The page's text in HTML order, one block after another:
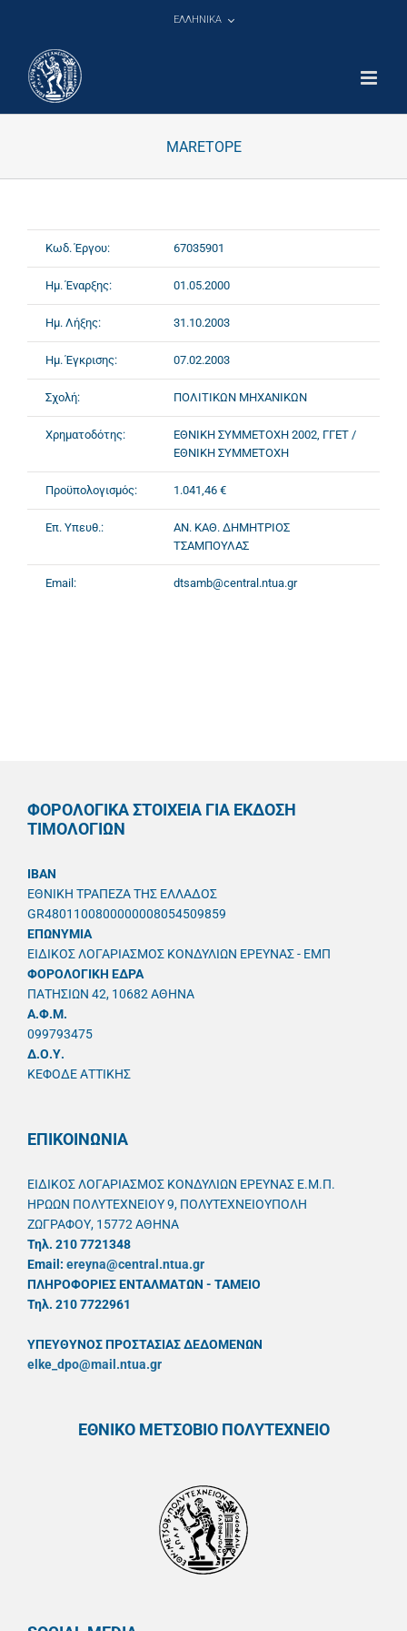
ΕΛΛΗΝΙΚΑ
MARETOPE
Κωδ. Έργου: 67035901
Ημ. Έναρξης: 01.05.2000
Ημ. Λήξης: 31.10.2003
Ημ. Έγκρισης: 07.02.2003
Σχολή: ΠΟΛΙΤΙΚΩΝ ΜΗΧΑΝΙΚΩΝ
Χρηματοδότης:
ΕΘΝΙΚΗ ΣΥΜΜΕΤΟΧΗ 2002, ΓΓΕΤ /
ΕΘΝΙΚΗ ΣΥΜΜΕΤΟΧΗ
Προϋπολογισμός: 1.041,46 €
Επ. Υπευθ.:
ΑΝ. ΚΑΘ. ΔΗΜΗΤΡΙΟΣ
ΤΣΑΜΠΟΥΛΑΣ
Email: dtsamb@central.ntua.gr
ΦΟΡΟΛΟΓΙΚΑ ΣΤΟΙΧΕΙΑ ΓΙΑ ΕΚΔΟΣΗ
ΤΙΜΟΛΟΓΙΩΝ
IBAN
ΕΘΝΙΚΗ ΤΡΑΠΕΖΑ ΤΗΣ ΕΛΛΑΔΟΣ
GR4801100800000008054509859
ΕΠΩΝΥΜΙΑ
ΕΙΔΙΚΟΣ ΛΟΓΑΡΙΑΣΜΟΣ ΚΟΝΔΥΛΙΩΝ ΕΡΕΥΝΑΣ - ΕΜΠ
ΦΟΡΟΛΟΓΙΚΗ ΕΔΡΑ
ΠΑΤΗΣΙΩΝ 42, 10682 ΑΘΗΝΑ
A.Φ.Μ.
099793475
Δ.Ο.Υ.
ΚΕΦΟΔΕ ΑΤΤΙΚΗΣ
ΕΠΙΚΟΙΝΩΝΙΑ
ΕΙΔΙΚΟΣ ΛΟΓΑΡΙΑΣΜΟΣ ΚΟΝΔΥΛΙΩΝ ΕΡΕΥΝΑΣ Ε.Μ.Π.
ΗΡΩΩΝ ΠΟΛΥΤΕΧΝΕΙΟΥ 9, ΠΟΛΥΤΕΧΝΕΙΟΥΠΟΛΗ
ΖΩΓΡΑΦΟΥ, 15772 ΑΘΗΝΑ
Τηλ. 210 7721348
Email: ereyna@central.ntua.gr
ΠΛΗΡΟΦΟΡΙΕΣ ΕΝΤΑΛΜΑΤΩΝ - ΤΑΜΕΙΟ
Τηλ. 210 7722961
ΥΠΕΥΘYΝΟΣ ΠΡΟΣΤΑΣΙΑΣ ΔΕΔΟΜΕΝΩΝ
elke_dpo@mail.ntua.gr
ΕΘΝΙΚΟ ΜΕΤΣΟΒΙΟ ΠΟΛΥΤΕΧΝΕΙΟ